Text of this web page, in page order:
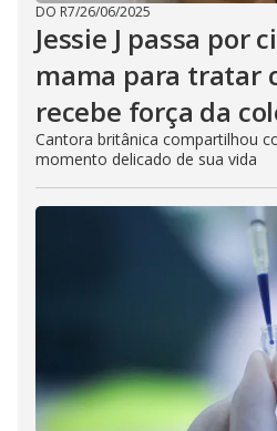
DO R7/26/06/2025
Jessie J passa por
mama para tratar
recebe força da
Cantora britânica compartilhou
momento delicado de sua vida